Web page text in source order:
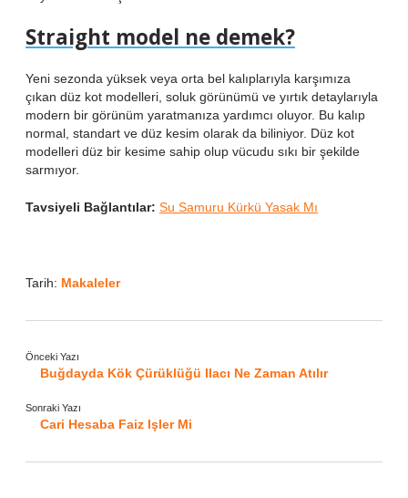
Straight model ne demek?
Yeni sezonda yüksek veya orta bel kalıplarıyla karşımıza
çıkan düz kot modelleri, soluk görünümü ve yırtık detaylarıyla
modern bir görünüm yaratmanıza yardımcı oluyor. Bu kalıp
normal, standart ve düz kesim olarak da biliniyor. Düz kot
modelleri düz bir kesime sahip olup vücudu sıkı bir şekilde
sarmıyor.
Tavsiyeli Bağlantılar: Su Samuru Kürkü Yasak Mı
Tarih: Makaleler
Önceki Yazı
Buğdayda Kök Çürüklüğü Ilacı Ne Zaman Atılır
Sonraki Yazı
Cari Hesaba Faiz Işler Mi